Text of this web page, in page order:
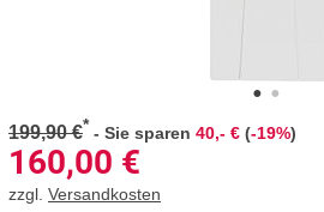
199,90 €* - Sie sparen 40,- € (-19%)
160,00 €
zzgl. Versandkosten